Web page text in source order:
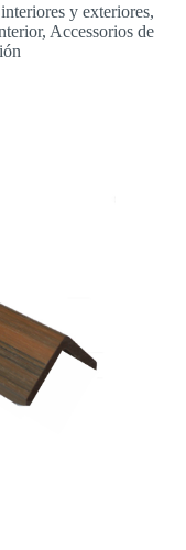
y exteriores,
, Accessorios de